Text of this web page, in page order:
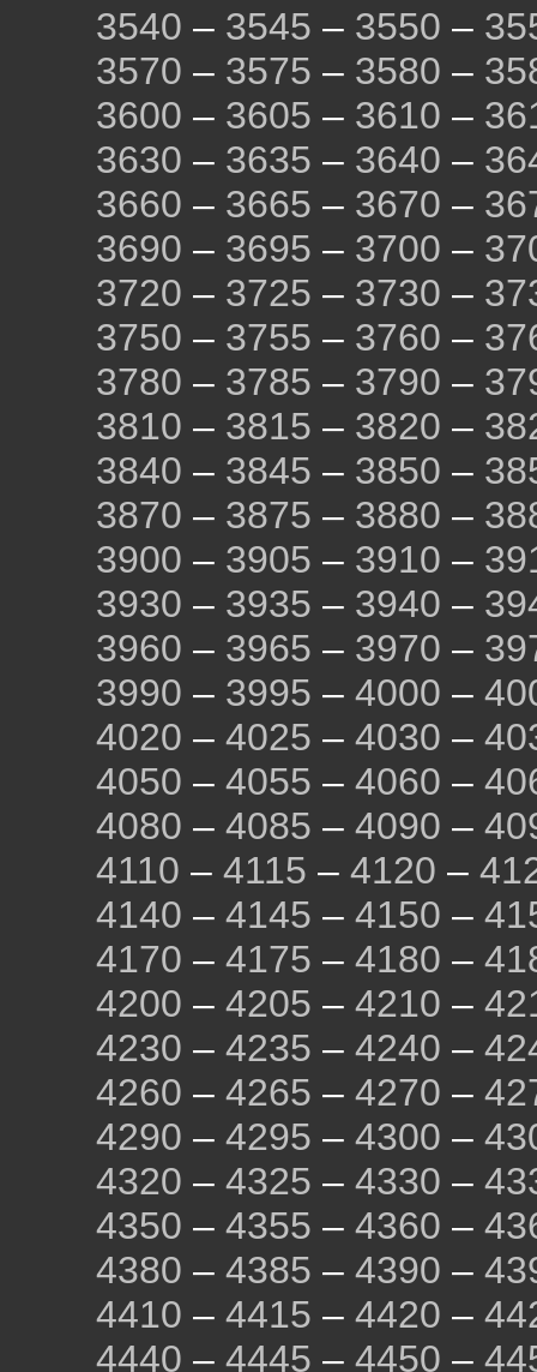
3540 – 3545 – 3550 –
3570 – 3575 – 3580 –
3600 – 3605 – 3610 –
3630 – 3635 – 3640 –
3660 – 3665 – 3670 –
3690 – 3695 – 3700 –
3720 – 3725 – 3730 –
3750 – 3755 – 3760 –
3780 – 3785 – 3790 –
3810 – 3815 – 3820 –
3840 – 3845 – 3850 –
3870 – 3875 – 3880 –
3900 – 3905 – 3910 –
3930 – 3935 – 3940 –
3960 – 3965 – 3970 –
3990 – 3995 – 4000 –
4020 – 4025 – 4030 –
4050 – 4055 – 4060 –
4080 – 4085 – 4090 –
4110 – 4115 – 4120 –
4140 – 4145 – 4150 –
4170 – 4175 – 4180 –
4200 – 4205 – 4210 –
4230 – 4235 – 4240 –
4260 – 4265 – 4270 –
4290 – 4295 – 4300 –
4320 – 4325 – 4330 –
4350 – 4355 – 4360 –
4380 – 4385 – 4390 –
4410 – 4415 – 4420 –
4440 – 4445 – 4450 –